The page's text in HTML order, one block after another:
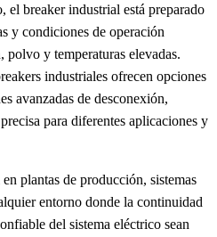
el breaker industrial está preparado
y condiciones de operación
y temperaturas elevadas.
industriales ofrecen opciones
avanzadas de desconexión,
para diferentes aplicaciones y
plantas de producción, sistemas
entorno donde la continuidad
del sistema eléctrico sean